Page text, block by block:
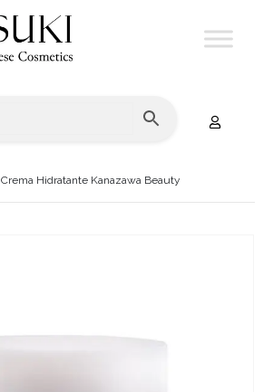
Crema Hidratante Kanazawa Beauty